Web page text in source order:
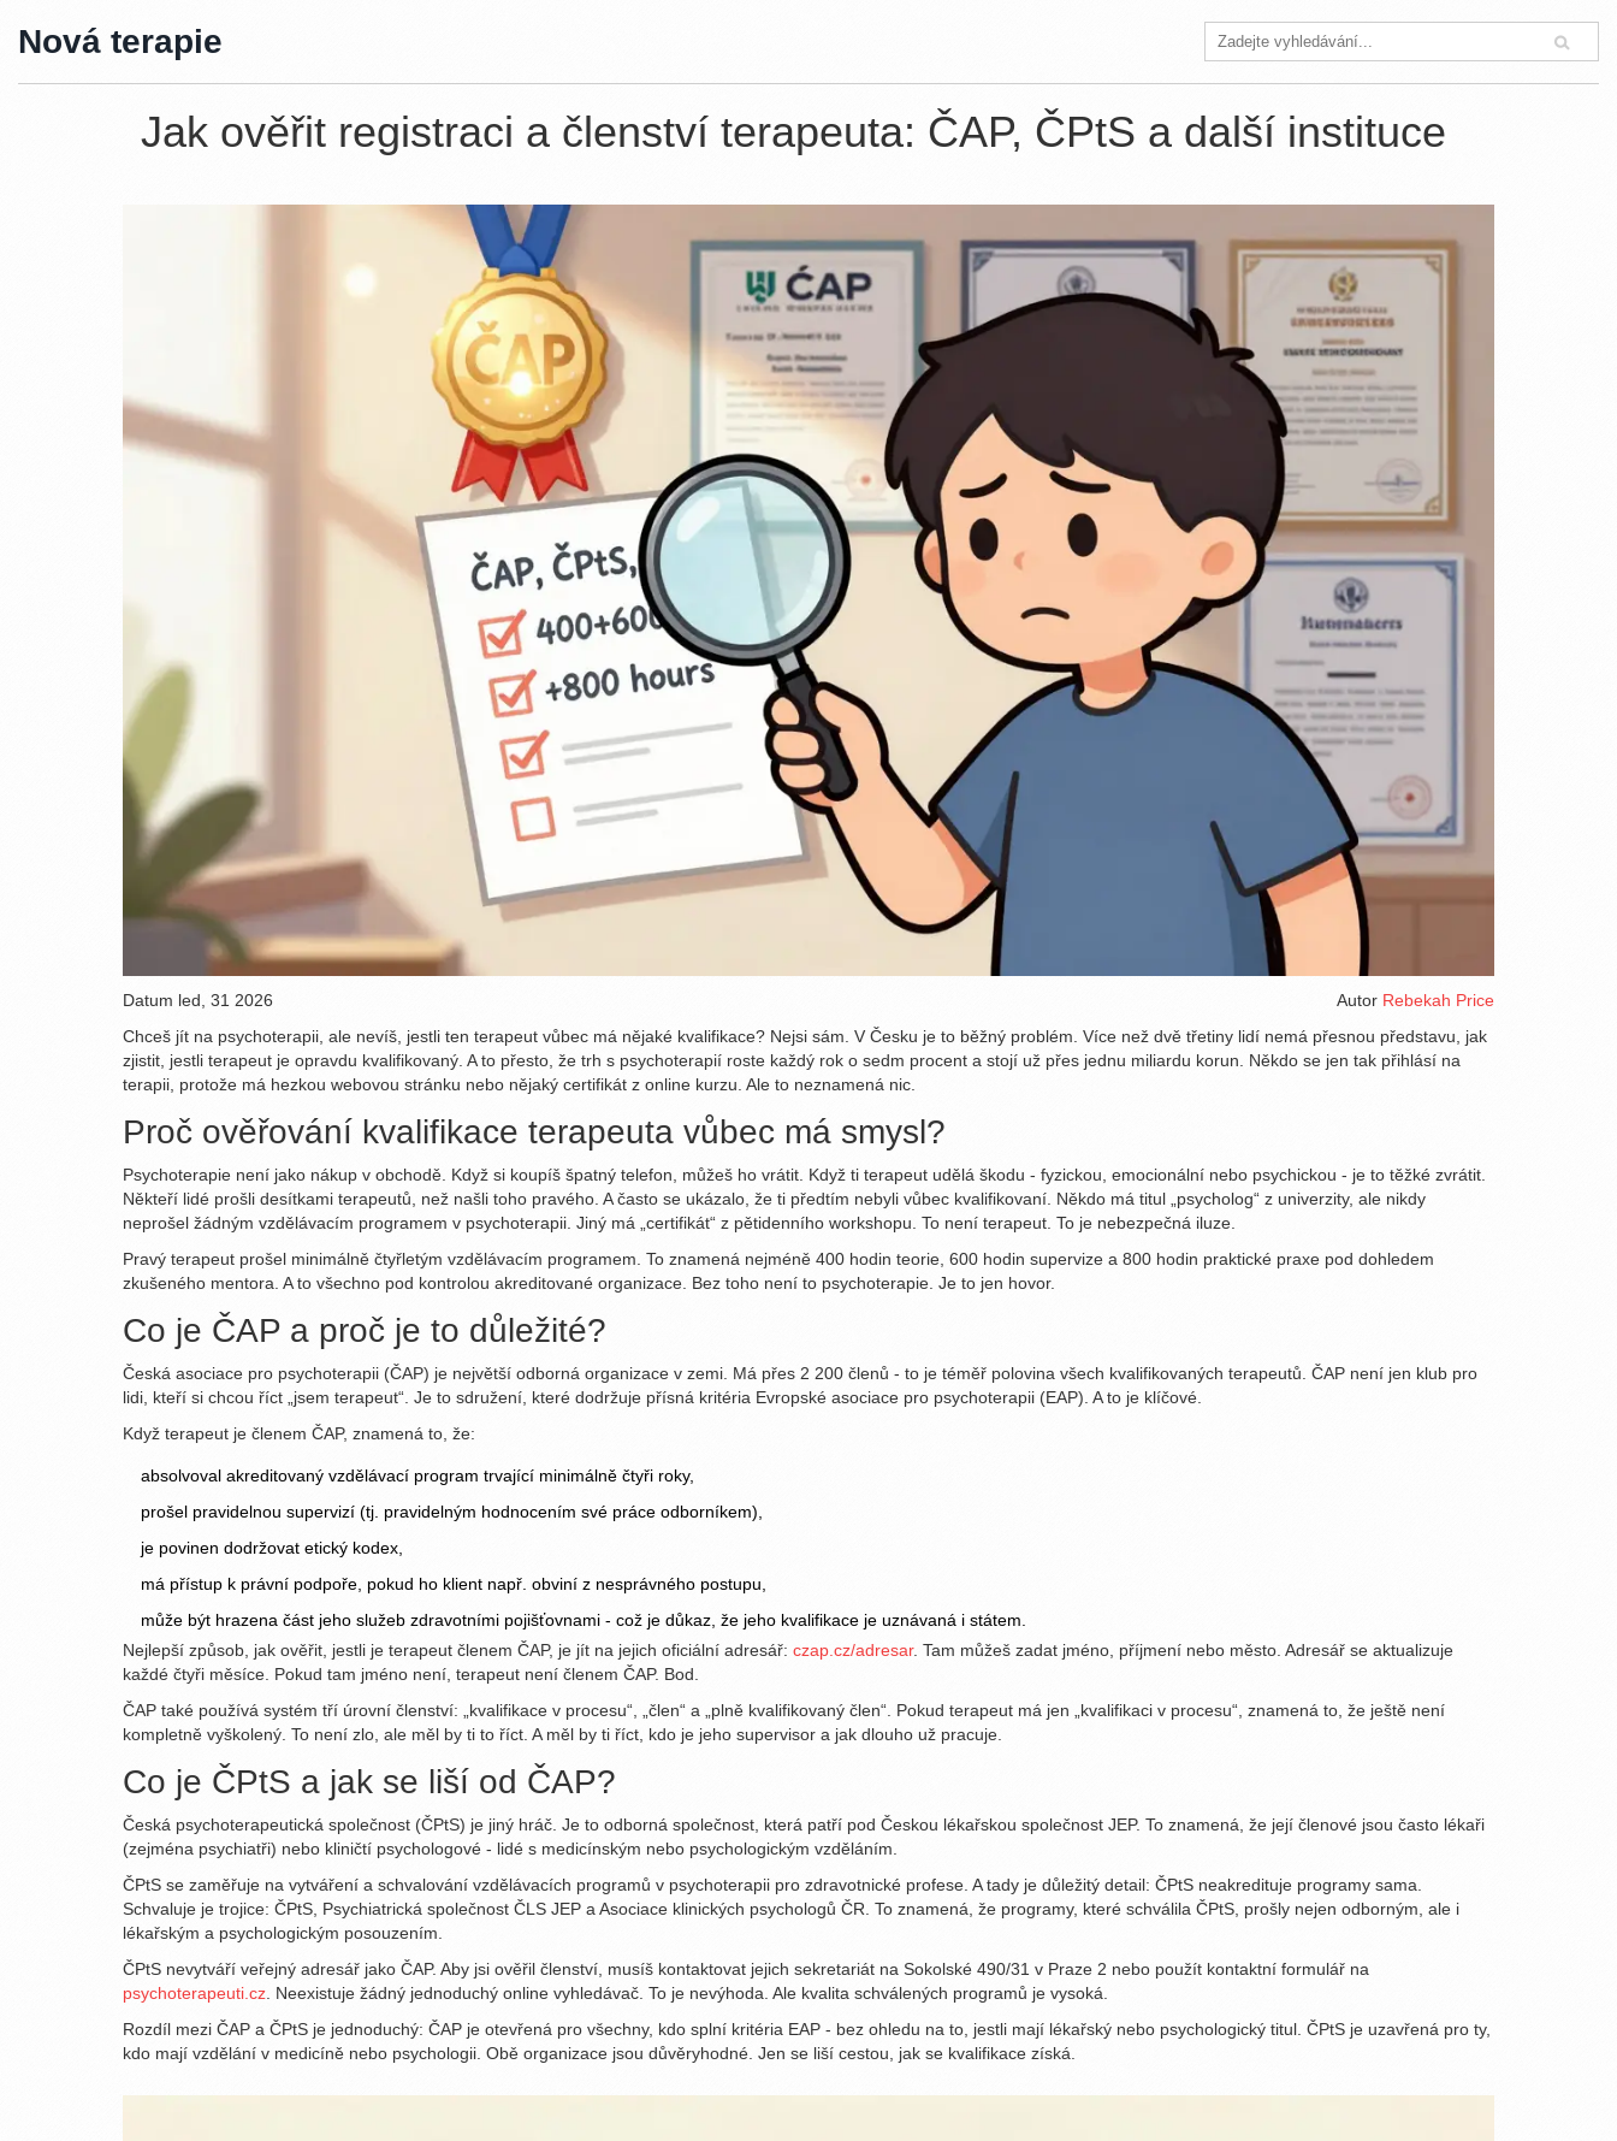
Nová terapie
Jak ověřit registraci a členství terapeuta: ČAP, ČPtS a další instituce
Datum led, 31 2026 Autor Rebekah Price
Chceš jít na psychoterapii, ale nevíš, jestli ten terapeut vůbec má nějaké kvalifikace? Nejsi sám. V Česku je to běžný problém. Více než dvě třetiny lidí nemá přesnou představu, jak
zjistit, jestli terapeut je opravdu kvalifikovaný. A to přesto, že trh s psychoterapií roste každý rok o sedm procent a stojí už přes jednu miliardu korun. Někdo se jen tak přihlásí na
terapii, protože má hezkou webovou stránku nebo nějaký certifikát z online kurzu. Ale to neznamená nic.
Proč ověřování kvalifikace terapeuta vůbec má smysl?
Psychoterapie není jako nákup v obchodě. Když si koupíš špatný telefon, můžeš ho vrátit. Když ti terapeut udělá škodu - fyzickou, emocionální nebo psychickou - je to těžké zvrátit.
Někteří lidé prošli desítkami terapeutů, než našli toho pravého. A často se ukázalo, že ti předtím nebyli vůbec kvalifikovaní. Někdo má titul „psycholog“ z univerzity, ale nikdy
neprošel žádným vzdělávacím programem v psychoterapii. Jiný má „certifikát“ z pětidenního workshopu. To není terapeut. To je nebezpečná iluze.
Pravý terapeut prošel minimálně čtyřletým vzdělávacím programem. To znamená nejméně 400 hodin teorie, 600 hodin supervize a 800 hodin praktické praxe pod dohledem
zkušeného mentora. A to všechno pod kontrolou akreditované organizace. Bez toho není to psychoterapie. Je to jen hovor.
Co je ČAP a proč je to důležité?
Česká asociace pro psychoterapii (ČAP) je největší odborná organizace v zemi. Má přes 2 200 členů - to je téměř polovina všech kvalifikovaných terapeutů. ČAP není jen klub pro
lidi, kteří si chcou říct „jsem terapeut“. Je to sdružení, které dodržuje přísná kritéria Evropské asociace pro psychoterapii (EAP). A to je klíčové.
Když terapeut je členem ČAP, znamená to, že:
absolvoval akreditovaný vzdělávací program trvající minimálně čtyři roky,
prošel pravidelnou supervizí (tj. pravidelným hodnocením své práce odborníkem),
je povinen dodržovat etický kodex,
má přístup k právní podpoře, pokud ho klient např. obviní z nesprávného postupu,
může být hrazena část jeho služeb zdravotními pojišťovnami - což je důkaz, že jeho kvalifikace je uznávaná i státem.
Nejlepší způsob, jak ověřit, jestli je terapeut členem ČAP, je jít na jejich oficiální adresář: czap.cz/adresar. Tam můžeš zadat jméno, příjmení nebo město. Adresář se aktualizuje
každé čtyři měsíce. Pokud tam jméno není, terapeut není členem ČAP. Bod.
ČAP také používá systém tří úrovní členství: „kvalifikace v procesu“, „člen“ a „plně kvalifikovaný člen“. Pokud terapeut má jen „kvalifikaci v procesu“, znamená to, že ještě není
kompletně vyškolený. To není zlo, ale měl by ti to říct. A měl by ti říct, kdo je jeho supervisor a jak dlouho už pracuje.
Co je ČPtS a jak se liší od ČAP?
Česká psychoterapeutická společnost (ČPtS) je jiný hráč. Je to odborná společnost, která patří pod Českou lékařskou společnost JEP. To znamená, že její členové jsou často lékaři
(zejména psychiatři) nebo kliničtí psychologové - lidé s medicínským nebo psychologickým vzděláním.
ČPtS se zaměřuje na vytváření a schvalování vzdělávacích programů v psychoterapii pro zdravotnické profese. A tady je důležitý detail: ČPtS neakredituje programy sama.
Schvaluje je trojice: ČPtS, Psychiatrická společnost ČLS JEP a Asociace klinických psychologů ČR. To znamená, že programy, které schválila ČPtS, prošly nejen odborným, ale i
lékařským a psychologickým posouzením.
ČPtS nevytváří veřejný adresář jako ČAP. Aby jsi ověřil členství, musíš kontaktovat jejich sekretariát na Sokolské 490/31 v Praze 2 nebo použít kontaktní formulář na
psychoterapeuti.cz. Neexistuje žádný jednoduchý online vyhledávač. To je nevýhoda. Ale kvalita schválených programů je vysoká.
Rozdíl mezi ČAP a ČPtS je jednoduchý: ČAP je otevřená pro všechny, kdo splní kritéria EAP - bez ohledu na to, jestli mají lékařský nebo psychologický titul. ČPtS je uzavřená pro ty,
kdo mají vzdělání v medicíně nebo psychologii. Obě organizace jsou důvěryhodné. Jen se liší cestou, jak se kvalifikace získá.